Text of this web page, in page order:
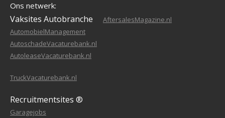
Ons netwerk:
Vaksites Autobranche
AftersalesMagazine.nl
AutomobielManagement
AutoschadeVacaturebank.nl
AutoleaseVacaturebank.nl
TruckVacaturebank.nl
Recruitmentsites ®
Garagejobs